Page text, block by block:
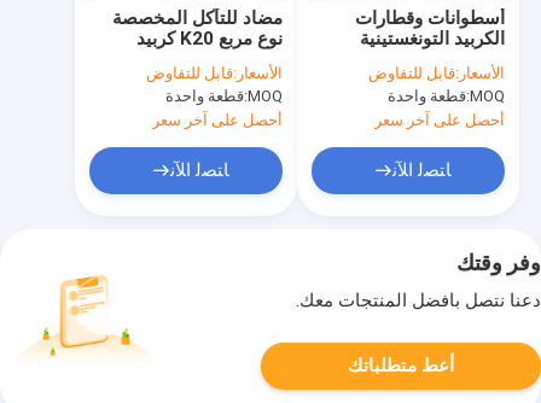
مضاد للتآكل المخصصة
نوع مربع K20 كربيد
التنفستين فوهة امتصاص
الأسعار:قابل للتفاوض
MOQ: قطعة واحدة
أحصل على آخر سعر
ﺎﺘﺼﻟ ﺍﻶﻧ
أسطوانات وقطارات
الكربيد التونغستينية
المصنعة حسب الطلب مع
مقاومة ارتداء عالية ووجه
تأثير المرآة لأدوات القطع
الأسعار:قابل للتفاوض
MOQ: قطعة واحدة
أحصل على آخر سعر
ﺎﺘﺼﻟ ﺍﻶﻧ
وفر وقتك
دعنا نتصل بأفضل المنتجات معك.
أعط متطلباتك